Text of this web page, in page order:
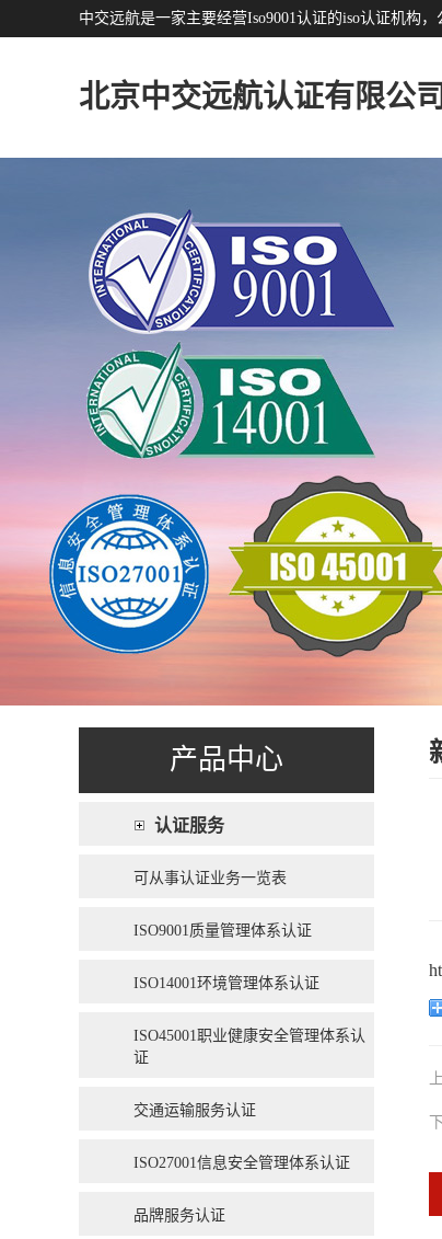
中交远航是一家主要经营Iso9001认证的iso认证机构
北京中交远航认证有限公
分公司
产品中心
认证服务
可从事认证业务一览表
ISO9001质量管理体系认证
ISO14001环境管理体系认证
ISO45001职业健康安全管理体系认
证
交通运输服务认证
ISO27001信息安全管理体系认证
品牌服务认证